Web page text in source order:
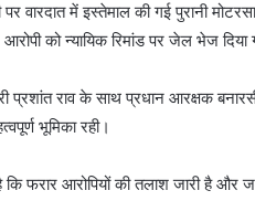
वारदात में इस्तेमाल की गई पुरानी
को न्यायिक रिमांड पर जेल भेज दिया
प्रशांत राव के साथ प्रधान आरक्षक
भूमिका रही।
फरार आरोपियों की तलाश जारी है और